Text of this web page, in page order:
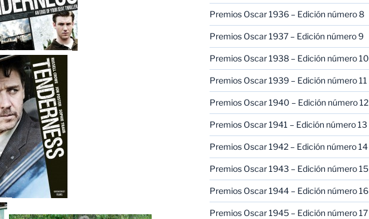
Premios Oscar 1936 – Edición número 8
Premios Oscar 1937 – Edición número 9
Premios Oscar 1938 – Edición número 10
Premios Oscar 1939 – Edición número 11
Premios Oscar 1940 – Edición número 12
Premios Oscar 1941 – Edición número 13
Premios Oscar 1942 – Edición número 14
Premios Oscar 1943 – Edición número 15
Premios Oscar 1944 – Edición número 16
Premios Oscar 1945 – Edición número 17